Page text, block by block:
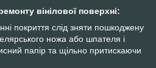
вінілової поверхні:
покриття слід зняти пошкоджену
ножа або шпателя і
папір та щільно притискаючи